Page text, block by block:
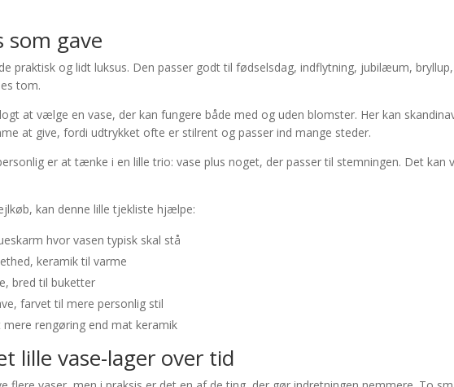
som gave
praktisk og lidt luksus. Den passer godt til fødselsdag, indflytning, jubilæum,
tom.
at vælge en vase, der kan fungere både med og uden blomster. Her kan
at give, fordi udtrykket ofte er stilrent og passer ind mange steder.
er at tænke i en lille trio: vase plus noget, der passer til stemningen. Det
kan denne lille tjekliste hjælpe:
hvor vasen typisk skal stå
keramik til varme
bred til buketter
farvet til mere personlig stil
rengøring end mat keramik
lille vase-lager over tid